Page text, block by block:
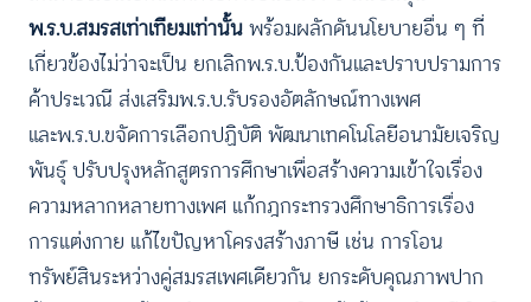
พ.ร.บ.สมรสเท่าเทียมเท่านั้นพร้อมผลักดันนโยบายอื่น ๆ ที่
เกี่ยวข้องไม่ว่าจะเป็น ยกเลิกพ.ร.บ.ป้องกันและปราบปรามการ
ค้าประเวณี ส่งเสริมพ.ร.บ.รับรองอัตลักษณ์ทางเพศ
และพ.ร.บ.ขจัดการเลือกปฏิบัติ พัฒนาเทคโนโลยีอนามัยเจริญ
พันธุ์ ปรับปรุงหลักสูตรการศึกษาเพื่อสร้างความเข้าใจเรื่อง
ความหลากหลายทางเพศ แก้กฎกระทรวงศึกษาธิการเรื่อง
การแต่งกาย แก้ไขปัญหาโครงสร้างภาษี เช่น การโอน
ทรัพย์สินระหว่างคู่สมรสเพศเดียวกัน ยกระดับคุณภาพปาก